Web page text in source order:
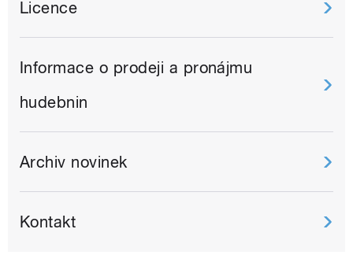
Licence
Informace o prodeji a pronájmu
hudebnin
Archiv novinek
Kontakt